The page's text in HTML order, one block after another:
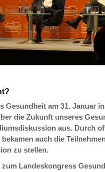
Gesundheit am 31. Januar
die Zukunft unseres
aus. Durch
auch die
zu stellen.
Landeskongress